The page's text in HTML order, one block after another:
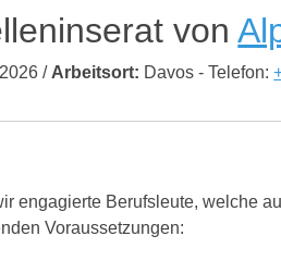
von
/ Arbeitsort: Davos - Telefon:
engagierte Berufsleute, welche
Voraussetzungen: